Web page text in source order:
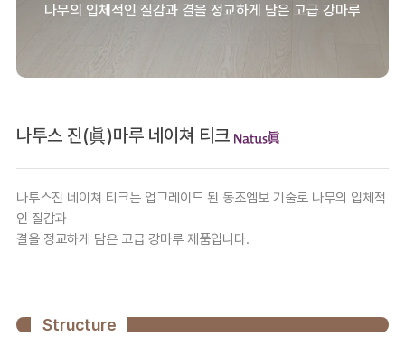
나무의 입체적인 질감과 결을 정교하게 담은 고급 강마루
나투스 진(眞)마루 네이쳐 티크
나투스진 네이쳐 티크는 업그레이드 된 동조엠보 기술로 나무의 입체적
인 질감과
결을 정교하게 담은 고급 강마루 제품입니다.
Structure